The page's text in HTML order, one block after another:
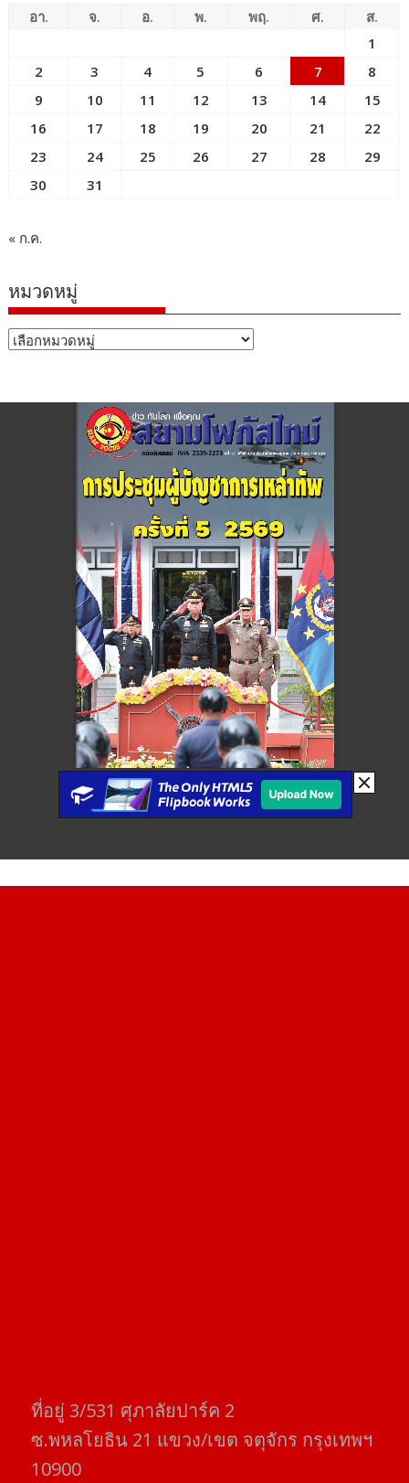
อา. จ. อ. พ. พฤ. ศ.
ส.
1
2
3 4 5 6 7
8
9
10 11 12 13 14
15
16
17 18 19 20 21
22
23
24 25 26 27 28
29
30
31
« ก.ค.
หมวดหมู่
หมวด
ที่อยู่​ 3/531​ ศุภาลัยปาร์ค​ 2
ซ.พหลโยธิน​ 21​ แขวง/เขต​ จตุจักร​ กรุงเทพฯ
10900